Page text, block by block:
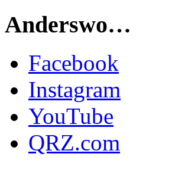
Anderswo…
Facebook
Instagram
YouTube
QRZ.com